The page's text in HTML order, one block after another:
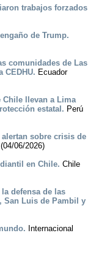
trabajos forzados
de Trump.
comunidades de Las
CEDHU. Ecuador
Chile llevan a Lima
estatal. Perú
sobre crisis de
06/2026)
en Chile. Chile
defensa de las
San Luis de Pambil y
Internacional